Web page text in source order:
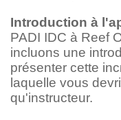
Introduction à
PADI IDC à Reef
incluons une
présenter cette
laquelle vous
qu'instructeur.